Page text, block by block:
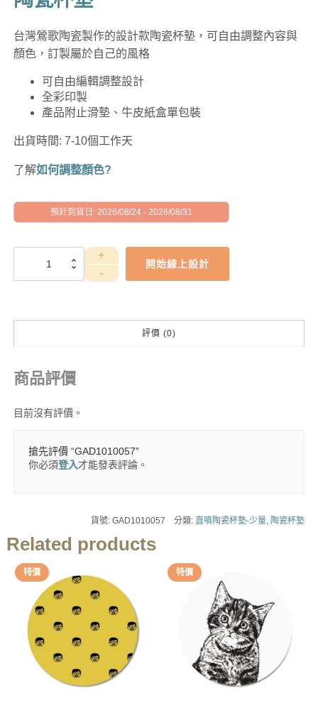
格：
格：
台灣鶯歌陶瓷製作的設計款陶瓷杯墊，可自由調整內容與
顏色，訂製屬於自己的風格
可自由編輯調整設計
全彩印製
產品附止滑墊、牛皮紙盒單包裝
出貨時間: 7-10個工作天
了解如何調整顏色?
預計到貨日: 2026/08/24 - 2026/08/31
GAD1010057
開始線上設計
評價 (0)
商品評價
目前沒有評價。
搶先評價 “GAD1010057”
你必須登入才能發表評論。
貨號:GAD1010057 分類: 直噴陶瓷杯墊-少量 陶瓷杯墊
Related products
特價 特價